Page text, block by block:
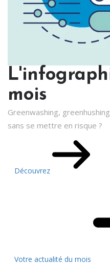
mois
Greenwashing,
sans se mettre en risque ?
Découvrez
Votre actualité du mois